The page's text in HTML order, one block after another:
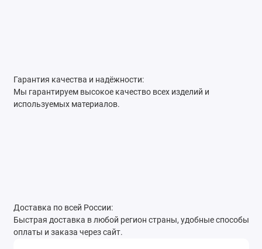
Гарантия качества и надёжности:
Мы гарантируем высокое качество всех изделий и
используемых материалов.
Доставка по всей России:
Быстрая доставка в любой регион страны, удобные способы
оплаты и заказа через сайт.